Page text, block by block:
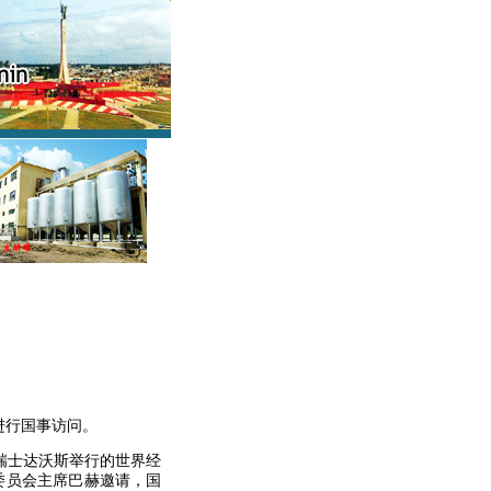
国事访问。
达沃斯举行的世界经
会主席巴赫邀请，国